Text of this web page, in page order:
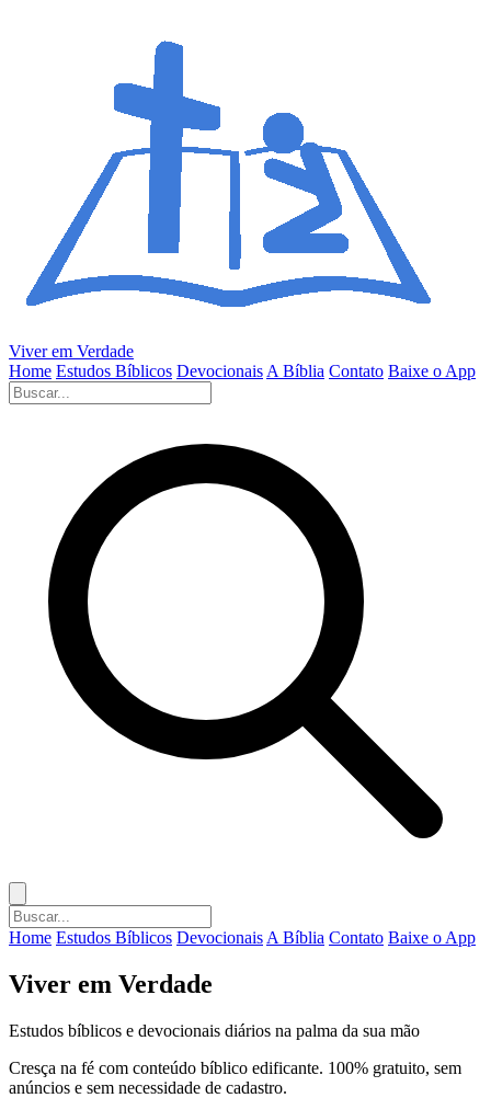
Viver em Verdade
Home Estudos Bíblicos Devocionais A Bíblia Contato Baixe o App
Home Estudos Bíblicos Devocionais A Bíblia Contato Baixe o App
Viver em Verdade
Estudos bíblicos e devocionais diários na palma da sua mão
Cresça na fé com conteúdo bíblico edificante. 100% gratuito, sem
anúncios e sem necessidade de cadastro.